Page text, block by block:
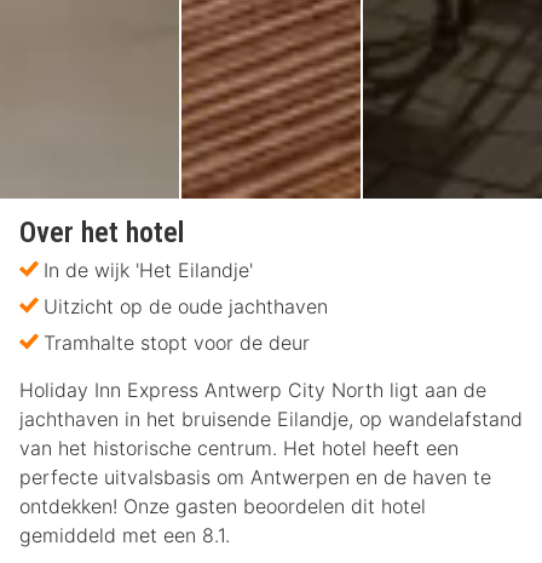
Over het hotel
In de wijk 'Het Eilandje'
Uitzicht op de oude jachthaven
Tramhalte stopt voor de deur
Holiday Inn Express Antwerp City North ligt aan de
jachthaven in het bruisende Eilandje, op wandelafstand
van het historische centrum. Het hotel heeft een
perfecte uitvalsbasis om Antwerpen en de haven te
ontdekken! Onze gasten beoordelen dit hotel
gemiddeld met een 8.1.